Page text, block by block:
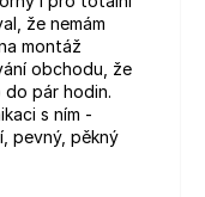
že nemám
montáž
obchodu, že
do pár hodin.
s ním -
pevný, pěkný